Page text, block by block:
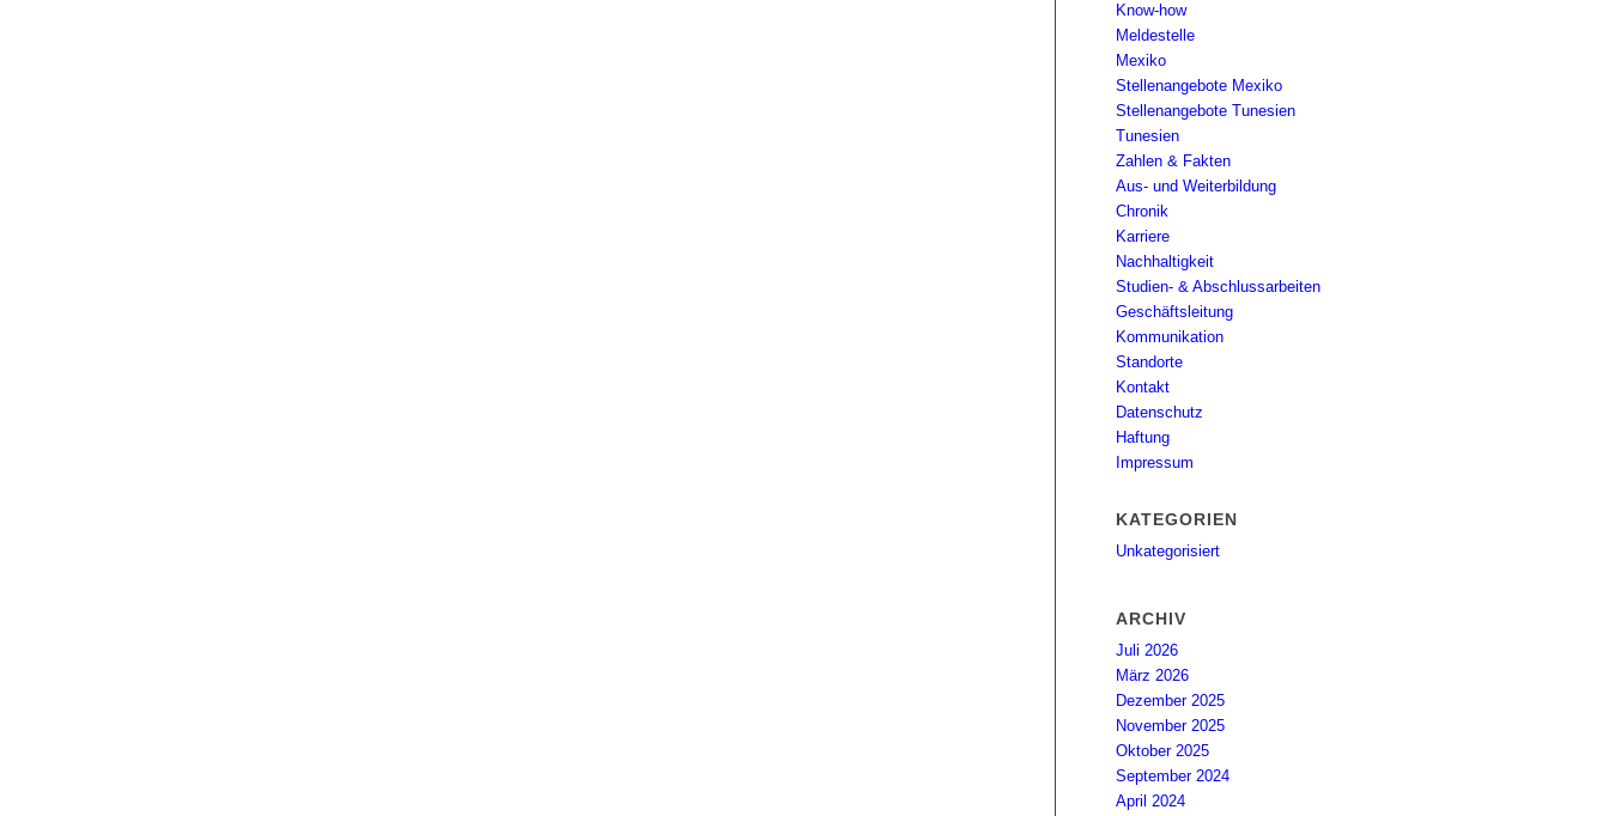
Know-how
Meldestelle
Mexiko
Stellenangebote Mexiko
Stellenangebote Tunesien
Tunesien
Zahlen & Fakten
Aus- und Weiterbildung
Chronik
Karriere
Nachhaltigkeit
Studien- & Abschlussarbeiten
Geschäftsleitung
Kommunikation
Standorte
Kontakt
Datenschutz
Haftung
Impressum
KATEGORIEN
Unkategorisiert
ARCHIV
Juli 2026
März 2026
Dezember 2025
November 2025
Oktober 2025
September 2024
April 2024